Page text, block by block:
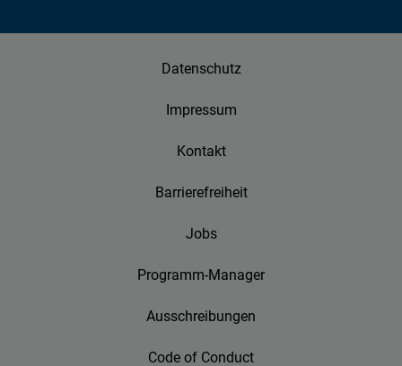
Datenschutz
Impressum
Kontakt
Barrierefreiheit
Jobs
Programm-Manager
Ausschreibungen
Code of Conduct